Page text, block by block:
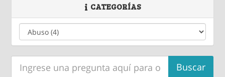
CATEGORÍAS